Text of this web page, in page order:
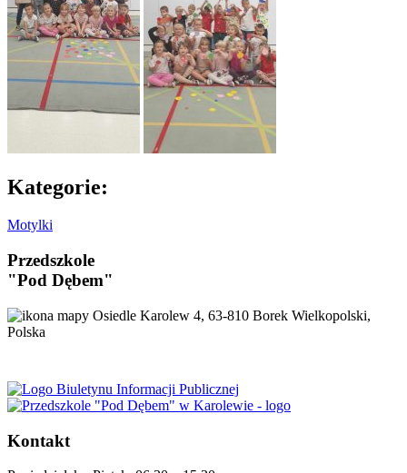
Kategorie:
Motylki
Przedszkole
"Pod Dębem"
Osiedle Karolew 4, 63-810 Borek Wielkopolski,
Polska
Kontakt